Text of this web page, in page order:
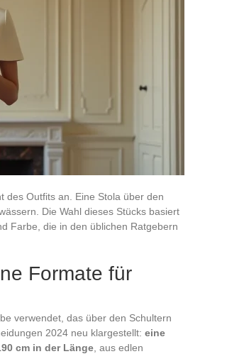
des Outfits an. Eine Stola über den
Die Wahl dieses Stücks basiert
Farbe, die in den üblichen Ratgebern
Formate für
verwendet, das über den Schultern
2024 neu klargestellt: eine
cm in der Länge , aus edlen